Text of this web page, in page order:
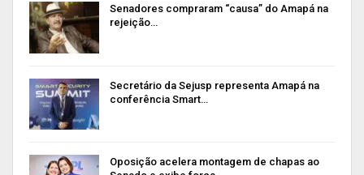
Senadores compraram “causa” do Amapá na
rejeição…
Secretário da Sejusp representa Amapá na
conferência Smart…
Oposição acelera montagem de chapas ao